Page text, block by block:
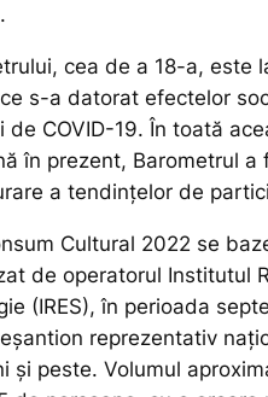
, cea de a 18-a, este
s-a datorat efectelor
COVID-19. În toată
în prezent, Barometrul a
a tendințelor de
Cultural 2022 se
de operatorul Institutul
(IRES), în perioada
reprezentativ
și peste. Volumul